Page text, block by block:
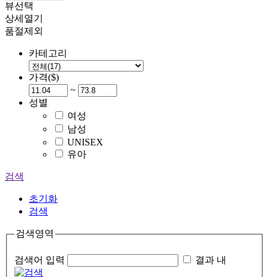
뷰선택
상세열기
품절제외
카테고리
가격($)
~
성별
여성
남성
UNISEX
유아
검색
초기화
검색
검색영역
검색어 입력 결과 내